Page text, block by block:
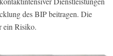
des BIP beitragen. Die
ein Risiko.